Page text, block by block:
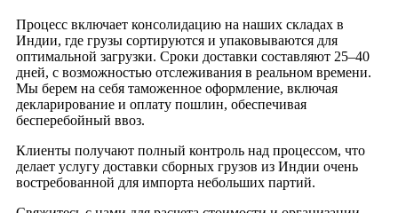
Процесс включает консолидацию на наших складах в
Индии, где грузы сортируются и упаковываются для
оптимальной загрузки. Сроки доставки составляют 25–40
дней, с возможностью отслеживания в реальном времени.
Мы берем на себя таможенное оформление, включая
декларирование и оплату пошлин, обеспечивая
бесперебойный ввоз.
Клиенты получают полный контроль над процессом, что
делает услугу доставки сборных грузов из Индии очень
востребованной для импорта небольших партий.